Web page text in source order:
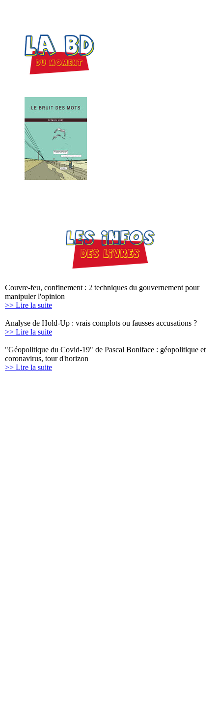
Couvre-feu, confinement : 2 techniques du gouvernement pour
manipuler l'opinion
>> Lire la suite
Analyse de Hold-Up : vrais complots ou fausses accusations ?
>> Lire la suite
"Géopolitique du Covid-19" de Pascal Boniface : géopolitique et
coronavirus, tour d'horizon
>> Lire la suite